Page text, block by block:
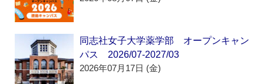
同志社女子大学薬学部 オープンキャン
パス 2026/07-2027/03
2026年07月17日 (金)